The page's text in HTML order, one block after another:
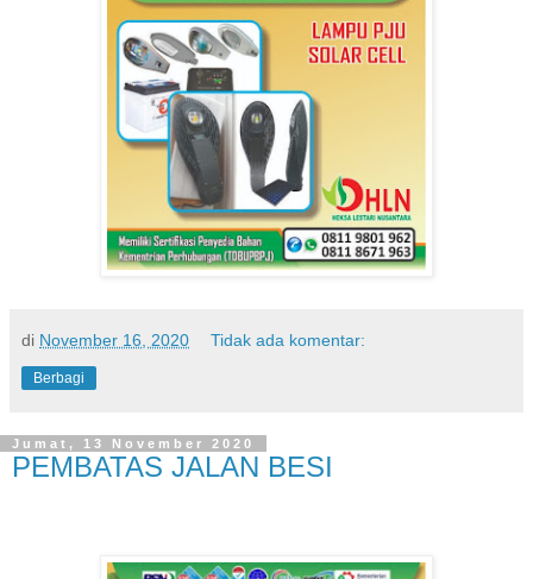
di November 16, 2020 Tidak ada komentar:
Berbagi
Jumat, 13 November 2020
PEMBATAS JALAN BESI